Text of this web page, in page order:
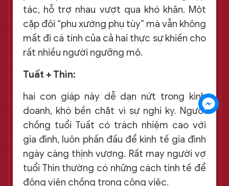
tác, hỗ trợ nhau vượt qua khó khăn. Một
cặp đôi “phu xướng phụ tùy” mà vẫn không
mất đi cá tính của cả hai thực sự khiến cho
rất nhiều người ngưỡng mộ.
Tuất + Thìn:
hai con giáp này dễ dạn nứt trong kinh
doanh, khó bền chặt vì sự nghi kỵ. Người
chồng tuổi Tuất có trách nhiệm cao với
gia đình, luôn phấn đấu để kinh tế gia đình
ngày càng thịnh vượng. Rất may người vợ
tuổi Thìn thường có những cách tinh tế để
động viên chồng trong công việc.